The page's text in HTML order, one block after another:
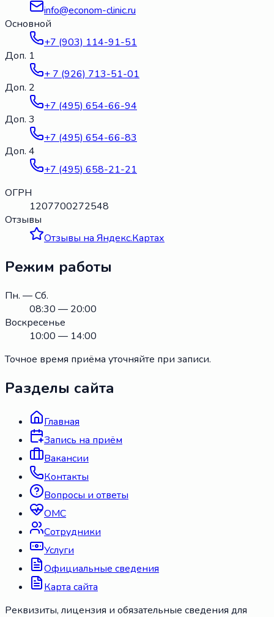
info@econom-clinic.ru
Основной
+7 (903) 114-91-51
Доп. 1
+ 7 (926) 713-51-01
Доп. 2
+7 (495) 654-66-94
Доп. 3
+7 (495) 654-66-83
Доп. 4
+7 (495) 658-21-21
ОГРН
1207700272548
Отзывы
Отзывы на Яндекс.Картах
Режим работы
Пн. — Сб.
08:30 — 20:00
Воскресенье
10:00 — 14:00
Точное время приёма уточняйте при записи.
Разделы сайта
Главная
Запись на приём
Вакансии
Контакты
Вопросы и ответы
ОМС
Сотрудники
Услуги
Официальные сведения
Карта сайта
Реквизиты, лицензия и обязательные сведения для